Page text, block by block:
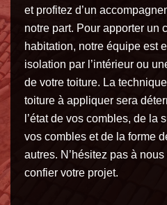
et profitez d’un
notre part. Pour apporter un
habitation, notre équipe est
isolation par l’intérieur ou
de votre toiture. La
toiture à appliquer sera
l’état de vos combles, de la
vos combles et de la forme
autres. N’hésitez pas à
confier votre projet.